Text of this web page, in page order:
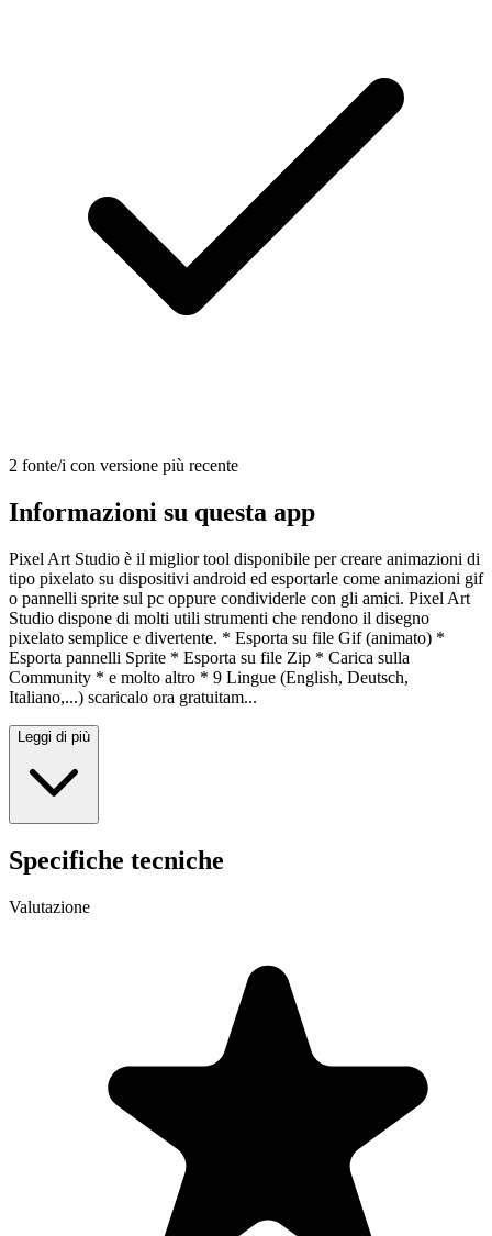
2 fonte/i con versione più recente
Informazioni su questa app
Pixel Art Studio è il miglior tool disponibile per creare animazioni di
tipo pixelato su dispositivi android ed esportarle come animazioni gif
o pannelli sprite sul pc oppure condividerle con gli amici. Pixel Art
Studio dispone di molti utili strumenti che rendono il disegno
pixelato semplice e divertente. * Esporta su file Gif (animato) *
Esporta pannelli Sprite * Esporta su file Zip * Carica sulla
Community * e molto altro * 9 Lingue (English, Deutsch,
Italiano,...) scaricalo ora gratuitam...
Leggi di più
Specifiche tecniche
Valutazione